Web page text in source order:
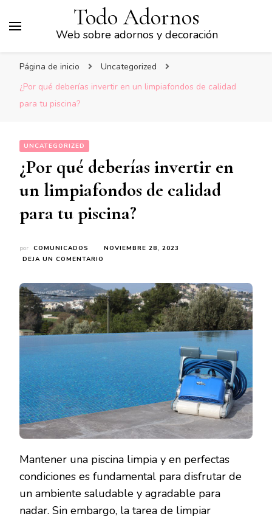
Todo Adornos
Web sobre adornos y decoración
Página de inicio
Uncategorized
¿Por qué deberías invertir en un limpiafondos de calidad
para tu piscina?
UNCATEGORIZED
¿Por qué deberías invertir en
un limpiafondos de calidad
para tu piscina?
por COMUNICADOS
NOVIEMBRE 28, 2023
DEJA UN COMENTARIO
DEBERÍAS
INVERTIR
EN
UN
LIMPIAFONDOS
CALIDAD
PARA
TU
PISCINA?
Mantener una piscina limpia y en perfectas
condiciones es fundamental para disfrutar de
un ambiente saludable y agradable para
nadar. Sin embargo, la tarea de limpiar